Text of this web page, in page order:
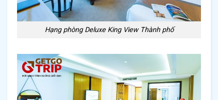
Hạng phòng Deluxe King View Thành phố